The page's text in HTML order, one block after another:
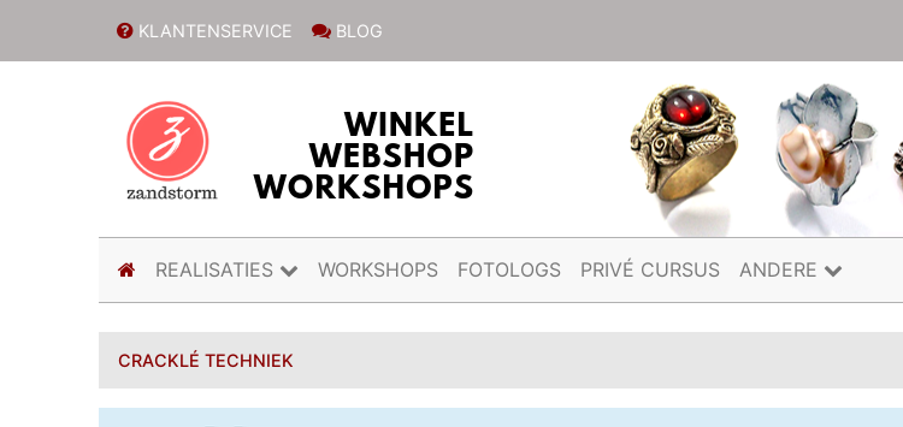
KLANTENSERVICE BLOG
(current)
REALISATIES WORKSHOPS FOTOLOGS PRIVÉ CURSUS ANDERE
CRACKLÉ TECHNIEK